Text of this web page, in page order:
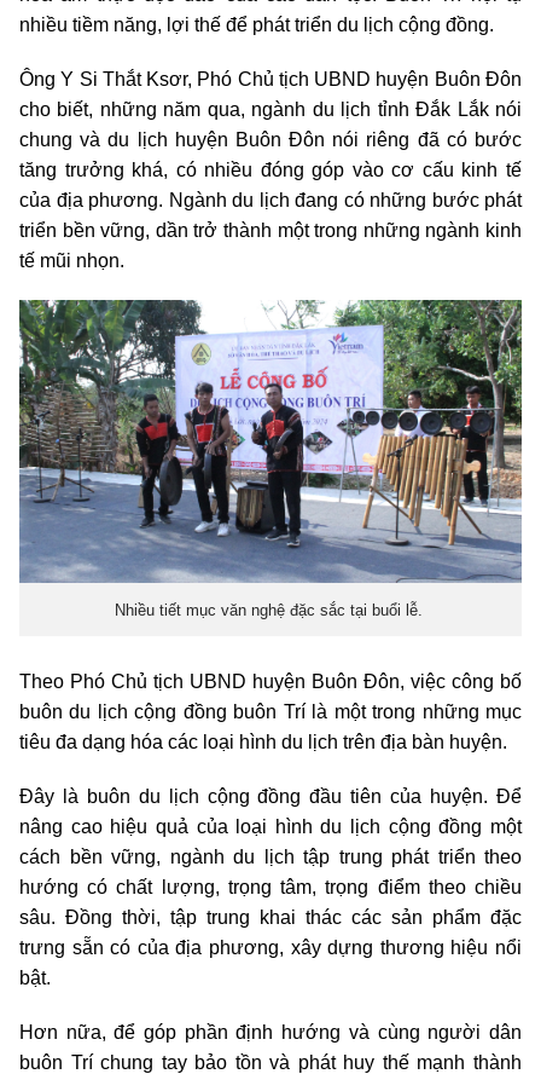
nhiều tiềm năng, lợi thế để phát triển du lịch cộng đồng.
Ông Y Si Thắt Ksơr, Phó Chủ tịch UBND huyện Buôn Đôn
cho biết, những năm qua, ngành du lịch tỉnh Đắk Lắk nói
chung và du lịch huyện Buôn Đôn nói riêng đã có bước
tăng trưởng khá, có nhiều đóng góp vào cơ cấu kinh tế
của địa phương. Ngành du lịch đang có những bước phát
triển bền vững, dần trở thành một trong những ngành kinh
tế mũi nhọn.
Nhiều tiết mục văn nghệ đặc sắc tại buổi lễ.
Theo Phó Chủ tịch UBND huyện Buôn Đôn, việc công bố
buôn du lịch cộng đồng buôn Trí là một trong những mục
tiêu đa dạng hóa các loại hình du lịch trên địa bàn huyện.
Đây là buôn du lịch cộng đồng đầu tiên của huyện. Để
nâng cao hiệu quả của loại hình du lịch cộng đồng một
cách bền vững, ngành du lịch tập trung phát triển theo
hướng có chất lượng, trọng tâm, trọng điểm theo chiều
sâu. Đồng thời, tập trung khai thác các sản phẩm đặc
trưng sẵn có của địa phương, xây dựng thương hiệu nổi
bật.
Hơn nữa, để góp phần định hướng và cùng người dân
buôn Trí chung tay bảo tồn và phát huy thế mạnh thành